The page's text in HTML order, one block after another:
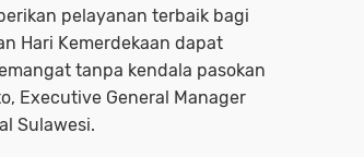
pelayanan terbaik bagi
Hari Kemerdekaan dapat
tanpa kendala pasokan
Executive General Manager
Sulawesi.